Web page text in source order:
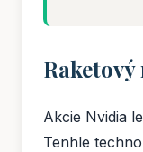
Akcie Nvidia
Tenhle